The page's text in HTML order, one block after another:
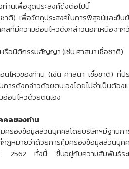
านเพื่อจุดประสงค์ดังต่อไปนี้
ติ) เพื่อวัตถุประสงค์ในการพิสูจน์และยืน
มีความอ่อนไหวดังกล่าวนอกเหนือจาก
รือนิติกรรมสัญญา (เช่น ศาสนา เชื้อชาติ)
หวของท่าน (เช่น ศาสนา เชื้อชาติ) ที่ป
ดังกล่าวด้วยตนเองโดยไม่จำเป็นต้อง
อนไหวด้วยตนเอง
คลของท่าน
ครองข้อมูลส่วนบุคคลโดยบริษัทฯมีฐานก
มายว่าด้วยการคุ้มครองข้อมูลส่วนบุค
. 2562 ทั้งนี้ ขึ้นอยู่กับความสัมพันธ์ร